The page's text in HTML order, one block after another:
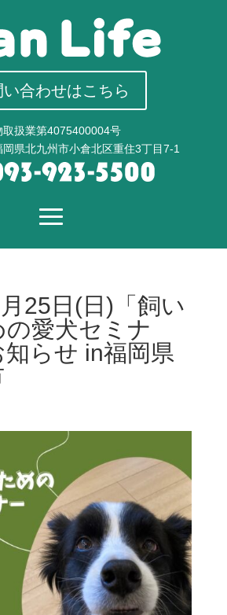
い合わせはこちら
取扱業第4075400004号
県北九州市小倉北区重住3丁目7-1
25日(日)「飼い
の愛犬セミナ
らせ in福岡県